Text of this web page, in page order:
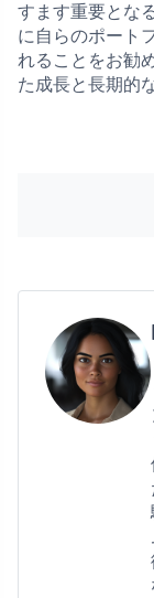
すます重要とな
に自らのポート
れることをお勧
た成長と長期的